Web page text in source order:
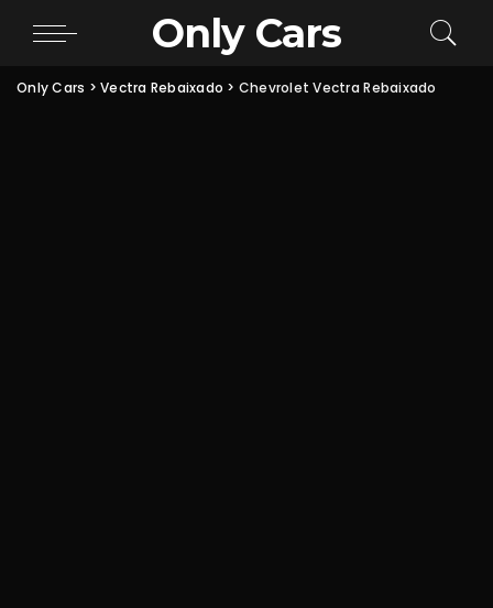
Only Cars
Only Cars >Vectra Rebaixado > Chevrolet Vectra Rebaixado